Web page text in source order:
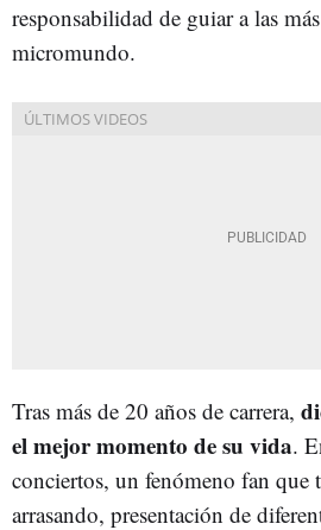
responsabilidad de guiar a las
micromundo.
Tras más de 20 años de carrera,
el mejor momento de su vida.
conciertos, un fenómeno fan que
arrasando, presentación de